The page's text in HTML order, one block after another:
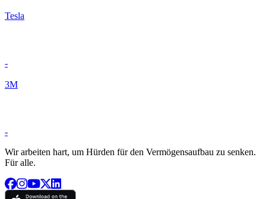
Tesla
-
3M
-
Wir arbeiten hart, um Hürden für den Vermögensaufbau zu senken.
Für alle.